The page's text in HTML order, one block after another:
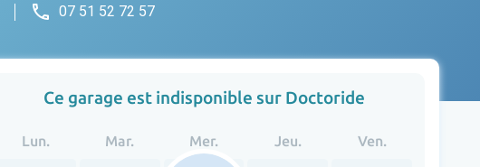
phone 07 51 52 72 57
Ce garage est indisponible sur Doctoride
Lun. Mar. Mer. Jeu. Ven.